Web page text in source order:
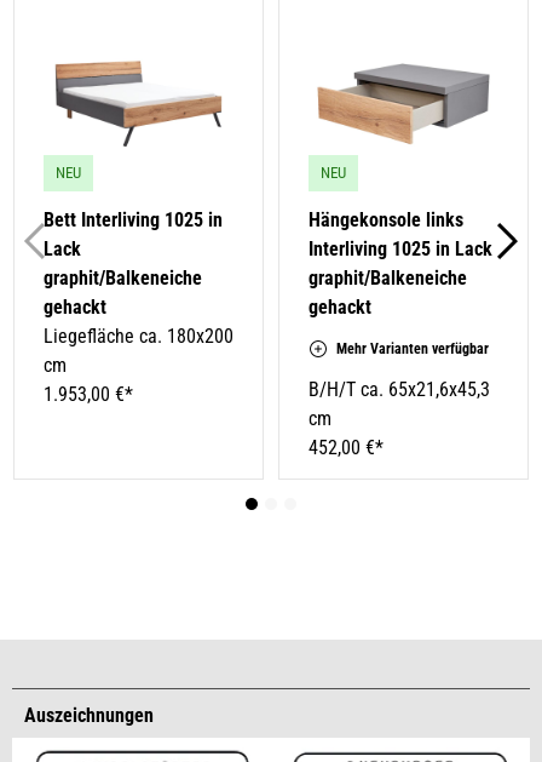
NEU
Bett Interliving 1025 in
Lack
graphit/Balkeneiche
gehackt
Liegefläche ca. 180x200
cm
1.953,00 €*
NEU
Hängekonsole links
Interliving 1025 in Lack
graphit/Balkeneiche
gehackt
Mehr Varianten verfügbar
B/H/T ca. 65x21,6x45,3
cm
452,00 €*
Auszeichnungen